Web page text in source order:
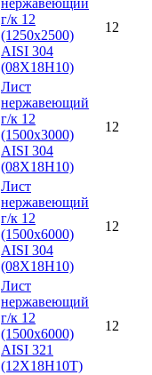
нержавеющий
г/к 12
(1250х2500)
AISI 304
(08Х18Н10)
12
Лист
нержавеющий
г/к 12
(1500х3000)
AISI 304
(08Х18Н10)
12
Лист
нержавеющий
г/к 12
(1500х6000)
AISI 304
(08Х18Н10)
12
Лист
нержавеющий
г/к 12
(1500х6000)
AISI 321
(12Х18Н10Т)
12